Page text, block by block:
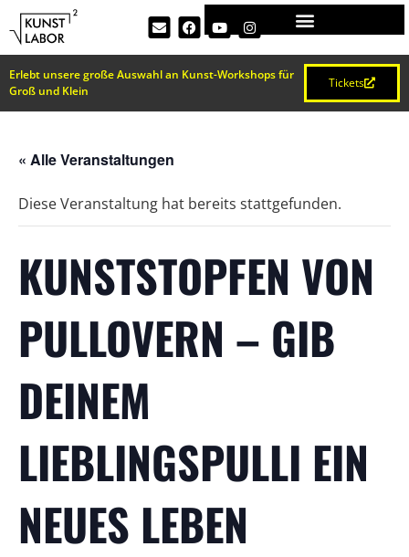
Erlebt unsere große Auswahl an Kunst-Workshops für
Groß und Klein
Tickets
« Alle Veranstaltungen
Diese Veranstaltung hat bereits stattgefunden.
KUNSTSTOPFEN VON
PULLOVERN – GIB
DEINEM
LIEBLINGSPULLI EIN
NEUES LEBEN